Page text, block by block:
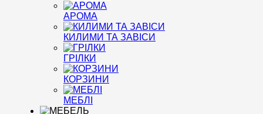
АРОМА
КИЛИМИ ТА ЗАВІСИ
ГРІЛКИ
КОРЗИНИ
МЕБЛІ